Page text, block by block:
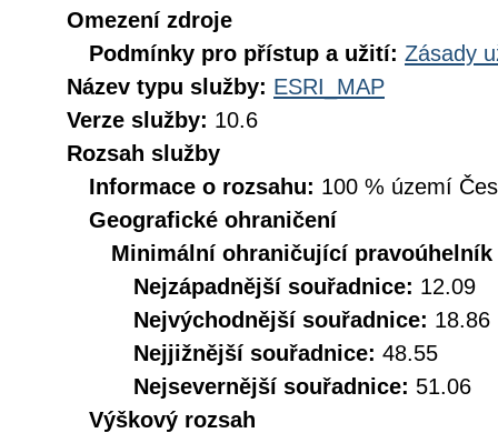
Omezení zdroje
Podmínky pro přístup a užití: Zásady
Název typu služby: ESRI_MAP
Verze služby: 10.6
Rozsah služby
Informace o rozsahu: 100 % území
Geografické ohraničení
Minimální ohraničující pravoúhelník
Nejzápadnější souřadnice: 12.09
Nejvýchodnější souřadnice: 18.86
Nejjižnější souřadnice: 48.55
Nejsevernější souřadnice: 51.06
Výškový rozsah